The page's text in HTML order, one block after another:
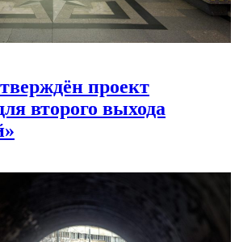
проект
второго выхода